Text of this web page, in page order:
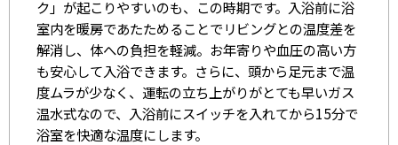
ク」が起こりやすいのも、この時期です。入浴前に浴
室内を暖房であたためることでリビングとの温度差を
解消し、体への負担を軽減。お年寄りや血圧の高い方
も安心して入浴できます。さらに、頭から足元まで温
度ムラが少なく、運転の立ち上がりがとても早いガス
温水式なので、入浴前にスイッチを入れてから15分で
浴室を快適な温度にします。